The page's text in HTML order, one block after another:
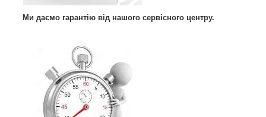
Ми даємо гарантію від нашого сервісного центру.